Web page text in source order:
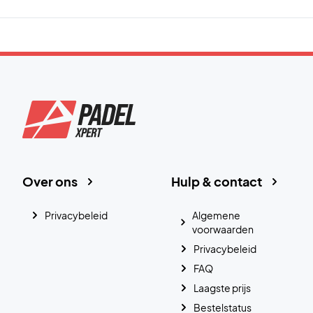
Hulp & contact
Algemene
voorwaarden
Privacybeleid
FAQ
Laagste prijs
Bestelstatus
Over ons
Privacybeleid